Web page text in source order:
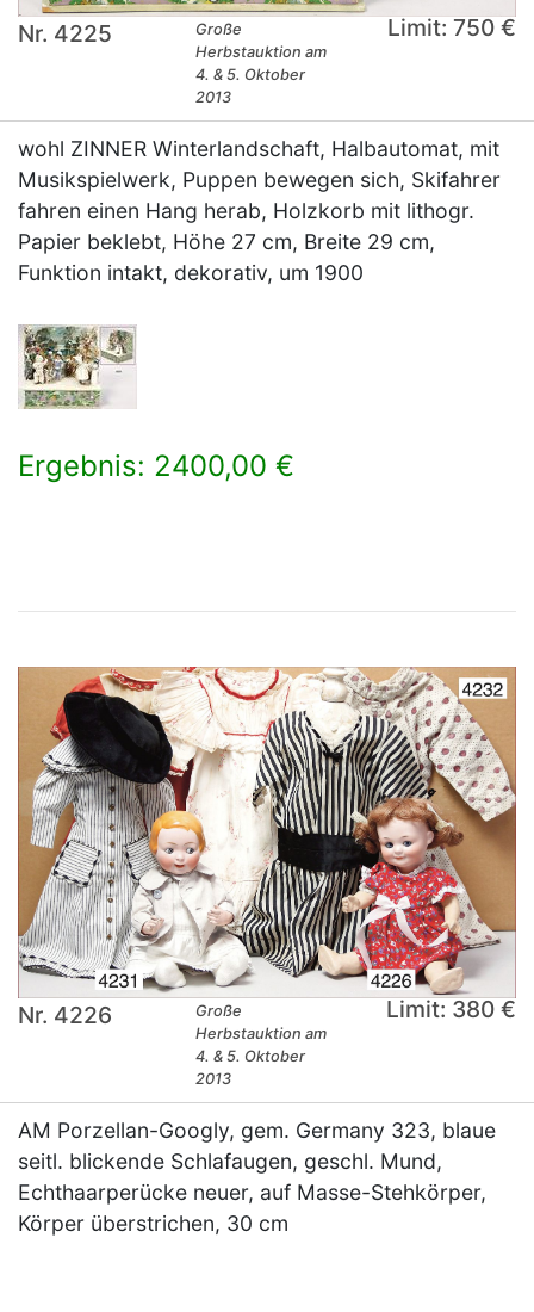
Nr. 4225
Große
Herbstauktion am
4. & 5. Oktober
2013
Limit: 750 €
wohl ZINNER Winterlandschaft, Halbautomat, mit
Musikspielwerk, Puppen bewegen sich, Skifahrer
fahren einen Hang herab, Holzkorb mit lithogr.
Papier beklebt, Höhe 27 cm, Breite 29 cm,
Funktion intakt, dekorativ, um 1900
Ergebnis: 2400,00 €
Nr. 4226
Große
Herbstauktion am
4. & 5. Oktober
2013
Limit: 380 €
AM Porzellan-Googly, gem. Germany 323, blaue
seitl. blickende Schlafaugen, geschl. Mund,
Echthaarperücke neuer, auf Masse-Stehkörper,
Körper überstrichen, 30 cm